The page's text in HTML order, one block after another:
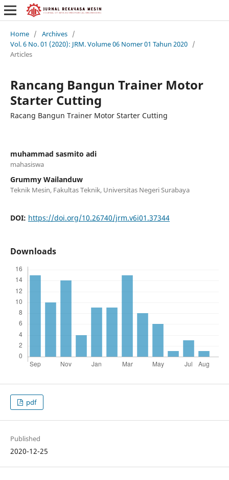
Home / Archives /
Vol. 6 No. 01 (2020): JRM. Volume 06 Nomer 01 Tahun 2020 /
Articles
Rancang Bangun Trainer Motor
Starter Cutting
Racang Bangun Trainer Motor Starter Cutting
muhammad sasmito adi
mahasiswa
Grummy Wailanduw
Teknik Mesin, Fakultas Teknik, Universitas Negeri Surabaya
DOI: https://doi.org/10.26740/jrm.v6i01.37344
Downloads
pdf
Published
2020-12-25